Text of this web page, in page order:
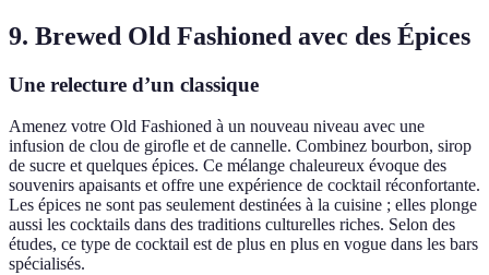
9. Brewed Old Fashioned avec des Épices
Une relecture d’un classique
Amenez votre Old Fashioned à un nouveau niveau avec une
infusion de clou de girofle et de cannelle. Combinez bourbon, sirop
de sucre et quelques épices. Ce mélange chaleureux évoque des
souvenirs apaisants et offre une expérience de cocktail réconfortante.
Les épices ne sont pas seulement destinées à la cuisine ; elles plonge
aussi les cocktails dans des traditions culturelles riches. Selon des
études, ce type de cocktail est de plus en plus en vogue dans les bars
spécialisés.